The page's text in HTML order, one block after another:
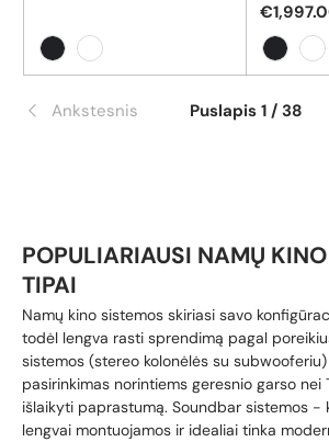
JuodaBalta
ir kvapą
realistišku
Juoda
Ankstesnis
Puslapis 1 / 38
POPULIARIAUSI NAMŲ
TIPAI
Namų kino sistemos skiriasi savo
todėl lengva rasti sprendimą pagal
sistemos (stereo kolonėlės su
pasirinkimas norintiems geresnio garso nei
išlaikyti paprastumą. Soundbar sistemos -
lengvai montuojamos ir idealiai tinka